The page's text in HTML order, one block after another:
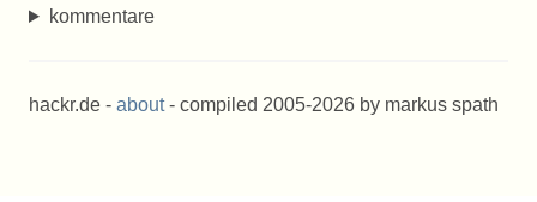
kommentare
hackr.de - about- compiled 2005-2026 by markus spath